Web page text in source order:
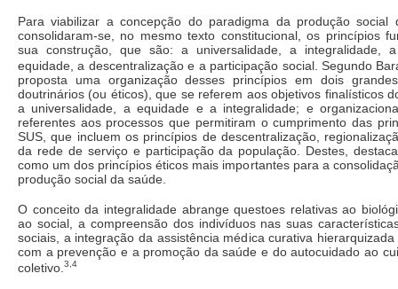
Para viabilizar a concepção do paradigma da produção social
consolidaram-se, no mesmo texto constitucional, os princípios
sua construção, que são: a universalidade, a integralidade,
equidade, a descentralização e a participação social. Segundo
proposta uma organização desses princípios em dois
doutrinários (ou éticos), que se referem aos objetivos finalísticos
a universalidade, a equidade e a integralidade; e
referentes aos processos que permitiram o cumprimento das
SUS, que incluem os princípios de descentralização,
da rede de serviço e participação da população. Destes,
como um dos princípios éticos mais importantes para a
produção social da saúde.
O conceito da integralidade abrange questoes relativas ao
ao social, a compreensão dos indivíduos nas suas
sociais, a integração da assistência médica curativa
com a prevenção e a promoção da saúde e do autocuidado ao
coletivo. 3,4